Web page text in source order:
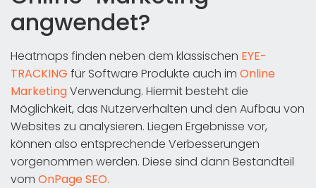
angwendet?
Heatmaps finden neben dem klassischen EYE-
TRACKING für Software Produkte auch im Online
MarketingVerwendung. Hiermit besteht die
Möglichkeit, das Nutzerverhalten und den Aufbau von
Websites zu analysieren. Liegen Ergebnisse vor,
können also entsprechende Verbesserungen
vorgenommen werden. Diese sind dann Bestandteil
vom OnPage SEO.